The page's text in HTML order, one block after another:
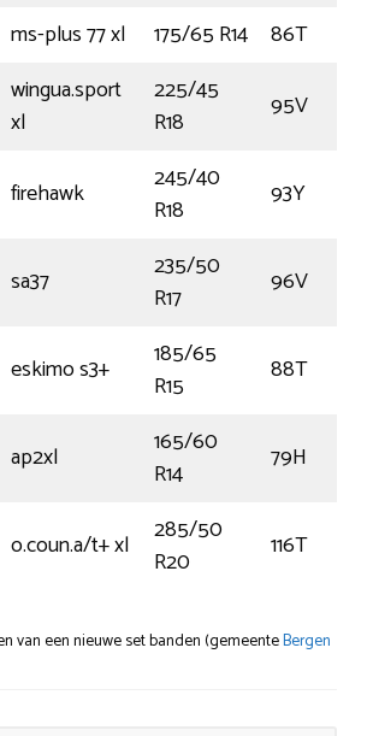
ms-plus 77 xl 175/65 R14
86T
wingua.sport
xl
225/45
R18
95V
firehawk
245/40
R18
93Y
sa37
235/50
R17
96V
eskimo s3+
185/65
R15
88T
ap2xl
165/60
R14
79H
o.coun.a/t+ xl
285/50
R20
116T
van een nieuwe set banden (gemeenteBergen